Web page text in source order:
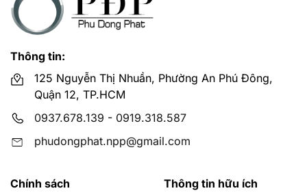
Thiết kế của máy nhỏ gọn chiếm ít diện tích không gian
sử dụng.
cấp cho căn bếp nhà bạn.
Máy có độ ồn thấp khi sử dụng và không gây khó chịu
cho người dùng.
Giá thành phù hợp với đại đa số người tiêu dùng hiện
nay.
những nhược điểm sau:
Thông tin:
125 Nguyễn Thị Nhuần, Phường An Phú Đông,
Quận 12, TP.HCM
0937.678.139 - 0919.318.587
phudongphat.npp@gmail.com
Chính sách
Thông tin hữu ích